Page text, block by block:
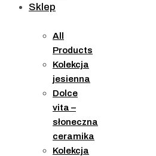
Sklep
All
Products
Kolekcja
jesienna
Dolce
vita –
słoneczna
ceramika
Kolekcja